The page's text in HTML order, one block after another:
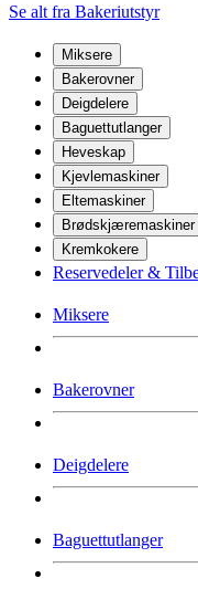
Se alt fra Bakeriutstyr
Miksere
Bakerovner
Deigdelere
Baguettutlanger
Heveskap
Kjevlemaskiner
Eltemaskiner
Brødskjæremaskiner
Kremkokere
Reservedeler &
Miksere
Bakerovner
Deigdelere
Baguettutlanger